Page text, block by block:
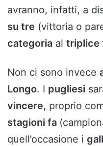
avranno, infatti, a
su tre (vittoria o
categoria al triplice
Non ci sono invece
Longo. I pugliesi
vincere, proprio
stagioni fa
quell’occasione i